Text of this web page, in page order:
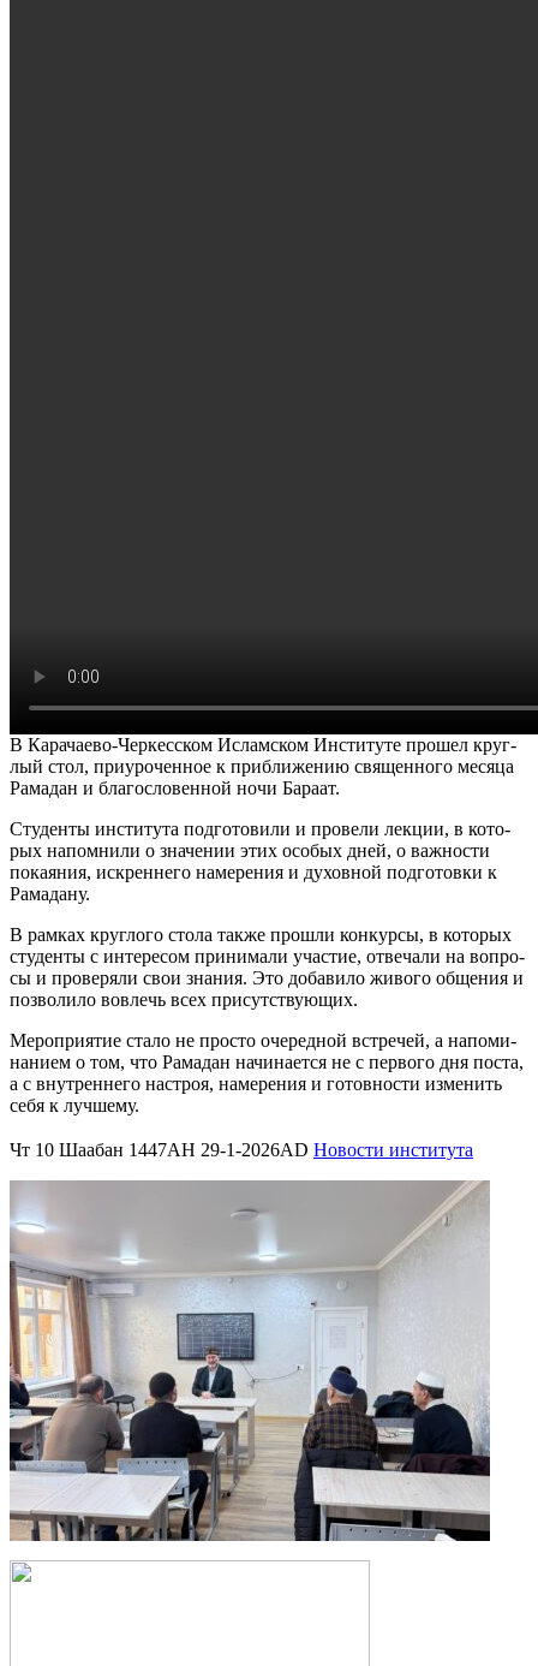
В Кара­чае­во-Чер­кес­ском Ислам­ском Инсти­ту­те про­шел круг­
лый стол, при­уро­чен­ное к при­бли­же­нию свя­щен­но­го меся­ца
Рама­дан и бла­го­сло­вен­ной ночи Бара­ат.
Сту­ден­ты инсти­ту­та под­го­то­ви­ли и про­ве­ли лек­ции, в кото­
рых напом­ни­ли о зна­че­нии этих осо­бых дней, о важ­но­сти
пока­я­ния, искрен­не­го наме­ре­ния и духов­ной под­го­тов­ки к
Рама­да­ну.
В рам­ках круг­ло­го сто­ла так­же про­шли кон­кур­сы, в кото­рых
сту­ден­ты с инте­ре­сом при­ни­ма­ли уча­стие, отве­ча­ли на вопро­
сы и про­ве­ря­ли свои зна­ния. Это доба­ви­ло живо­го обще­ния и
поз­во­ли­ло вовлечь всех при­сут­ству­ю­щих.
Меро­при­я­тие ста­ло не про­сто оче­ред­ной встре­чей, а напо­ми­
на­ни­ем о том, что Рама­дан начи­на­ет­ся не с пер­во­го дня поста,
а с внут­рен­не­го настроя, наме­ре­ния и готов­но­сти изме­нить
себя к луч­ше­му.
Чт 10 Шаабан 1447AH 29-1-2026AD Новости института